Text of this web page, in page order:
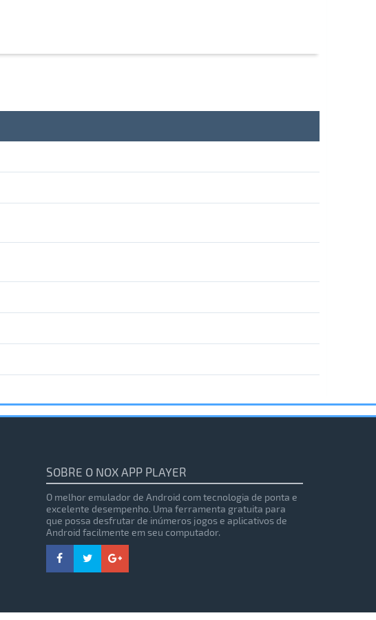
SOBRE O NOX APP PLAYER
O melhor emulador de Android com tecnologia de ponta e
excelente desempenho. Uma ferramenta gratuita para
que possa desfrutar de inúmeros jogos e aplicativos de
Android facilmente em seu computador.